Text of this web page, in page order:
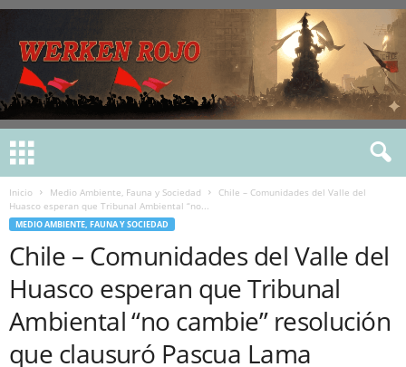
Inicio Medio Ambiente, Fauna y Sociedad
Chile – Comunidades del Valle del
Huasco esperan que Tribunal Ambiental “no...
MEDIO AMBIENTE, FAUNA Y SOCIEDAD
Chile – Comunidades del Valle del
Huasco esperan que Tribunal
Ambiental “no cambie” resolución
que clausuró Pascua Lama